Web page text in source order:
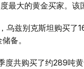
最大的黄金买家。该
乌兹别克斯坦购买了
备。
度共购买了约289吨